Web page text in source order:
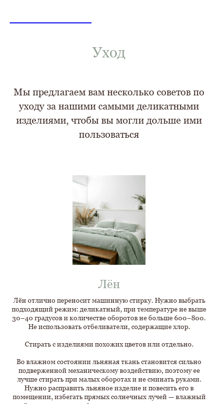
Уход
Мы предлагаем вам несколько советов по
уходу за нашими самыми деликатными
изделиями, чтобы вы могли дольше ими
пользоваться
Лён
Лён отлично переносит машинную стирку. Нужно выбрать
подходящий режим: деликатный, при температуре не выше
30−40 градусов и количестве оборотов не больше 600−800.
Не использовать отбеливатели, содержащие хлор.
Стирать с изделиями похожих цветов или отдельно.
Во влажном состоянии льняная ткань становится сильно
подверженной механическому воздействию, поэтому ее
лучше стирать при малых оборотах и не сминать руками.
Нужно расправить льняное изделие и повесить его в
помещении, избегать прямых солнечных лучей — влажный